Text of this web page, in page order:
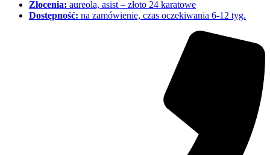
Złocenia: aureola, asist – złoto 24 karatowe
Dostępność: na zamówienie, czas oczekiwania 6-12 tyg.